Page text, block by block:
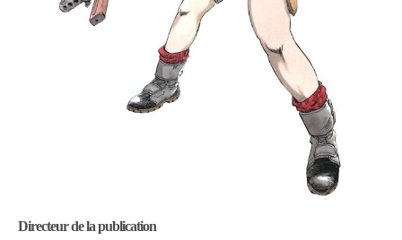
Directeur de la publication